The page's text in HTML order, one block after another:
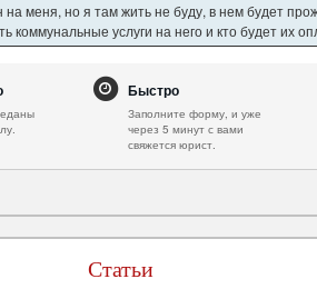
меня, но я там жить не буду, в нем будет
коммунальные услуги на него и кто будет их
Быстро
Заполните форму, и уже
через 5 минут с вами
свяжется юрист.
Статьи